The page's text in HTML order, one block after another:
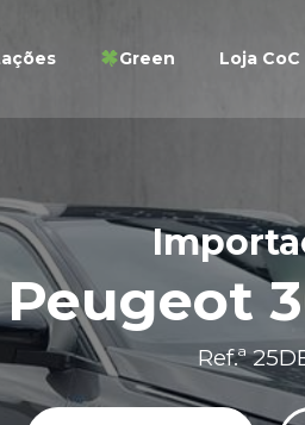
Green Loja CoC
Peugeot
Ref.ª